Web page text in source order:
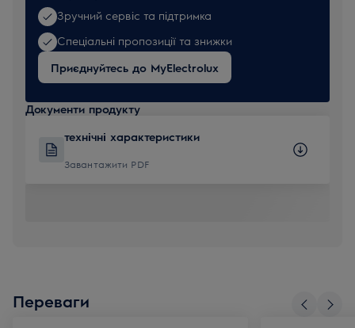
Зручний сервіс та підтримка
Спеціальні пропозиції та знижки
Приєднуйтесь до MyElectrolux
Документи продукту
технічні характеристики
Завантажити PDF
Переваги